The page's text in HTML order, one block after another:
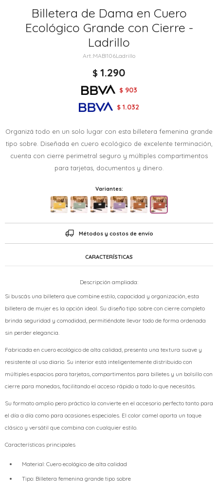
Billetera de Dama en Cuero
Ecológico Grande con Cierre -
Ladrillo
MABI106Ladrillo
$ 1.290
$ 903
$ 1.032
Organizá todo en un solo lugar con esta billetera femenina grande
tipo sobre. Diseñada en cuero ecológico de excelente terminación,
cuenta con cierre perimetral seguro y múltiples compartimentos
para tarjetas, documentos y dinero.
Variantes:
Métodos y costos de envío
CARACTERÍSTICAS
Descripción ampliada:
Si buscás una billetera que combine estilo, capacidad y organización, esta
billetera de mujer es la opción ideal. Su diseño tipo sobre con cierre completo
brinda seguridad y comodidad, permitiéndote llevar todo de forma ordenada
sin perder elegancia.
Fabricada en cuero ecológico de alta calidad, presenta una textura suave y
resistente al uso diario. Su interior está inteligentemente distribuido con
múltiples espacios para tarjetas, compartimentos para billetes y un bolsillo con
cierre para monedas, facilitando el acceso rápido a todo lo que necesitás.
Su formato amplio pero práctico la convierte en el accesorio perfecto tanto para
el día a día como para ocasiones especiales. El color camel aporta un toque
clásico y versátil que combina con cualquier estilo.
Características principales
Material: Cuero ecológico de alta calidad
Tipo: Billetera femenina grande tipo sobre